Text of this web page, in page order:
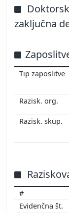
zaključna